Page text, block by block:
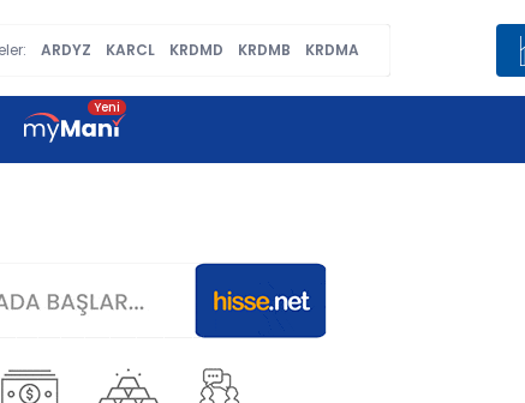
ARDYZ KARCL KRDMD KRDMB KRDMA